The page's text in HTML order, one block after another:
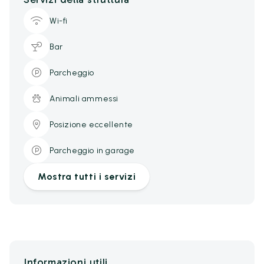
Wi-fi
Bar
Parcheggio
Animali ammessi
Posizione eccellente
Parcheggio in garage
Mostra tutti i servizi